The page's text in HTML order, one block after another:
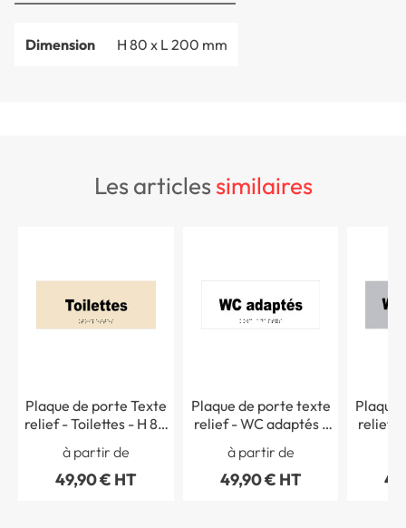
Dimension H 80 x L 200 mm
les articlessimilaires
Plaque de porte Texte
relief - Toilettes - H 80
x L 200 mm
à partir de
49,90 € HT
Plaque de porte texte
relief - WC adaptés -
H 80 x L 200 mm
à partir de
49,90 € HT
Plaque
relief -